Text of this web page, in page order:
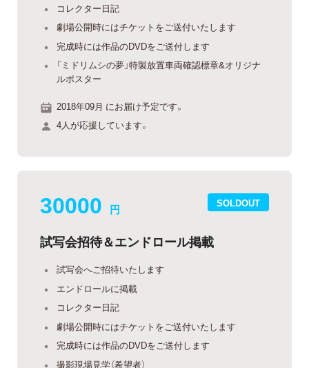
コレクター日記
劇場公開時にはチケットをご送付いたします
完成時には作品のDVDをご送付します
「ミドリムシの夢」特製放置車両確認標章&オリジナ
ルポスター
2018年09月 にお届け予定です。
4人が応援しています。
SOLDOUT
30000 円
試写会招待＆エンドロール掲載
試写会へご招待いたします
エンドロールに掲載
コレクター日記
劇場公開時にはチケットをご送付いたします
完成時には作品のDVDをご送付します
撮影現場見学（希望者）